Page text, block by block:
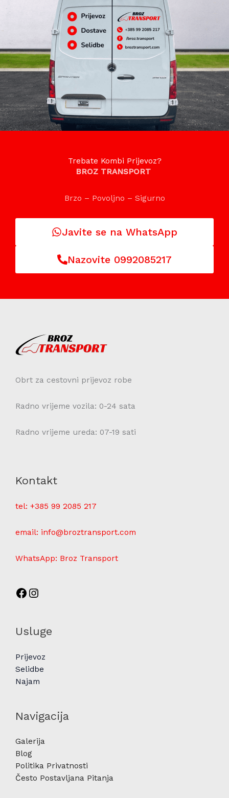
Trebate Kombi Prijevoz?
BROZ TRANSPORT
Brzo – Povoljno – Sigurno
Javite se na WhatsApp
Nazovite 0992085217
Obrt za cestovni prijevoz robe
Radno vrijeme vozila: 0-24 sata
Radno vrijeme ureda: 07-19 sati
Kontakt
tel: +385 99 2085 217
email: info@broztransport.com
WhatsApp: Broz Transport
Usluge
Prijevoz
Selidbe
Najam
Navigacija
Galerija
Blog
Politika Privatnosti
Često Postavljana Pitanja